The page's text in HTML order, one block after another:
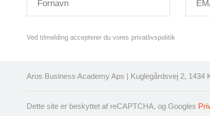
Ved tilmelding accepterer du vores privatlivspolitik
Aros Business Academy Aps | Kuglegårdsvej 2, 1434
Dette site er beskyttet af reCAPTCHA, og Googles